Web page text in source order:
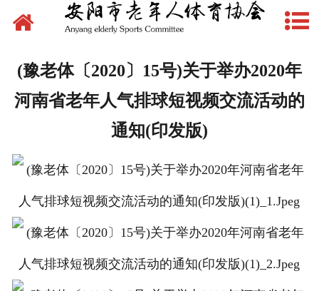
网站首页
文件下载
制度管理
组织建设
场地建设
赛事活动
先锋典型
(豫老体〔2020〕15号)关于举办2020年
河南省老年人气排球短视频交流活动的
通知(印发版)